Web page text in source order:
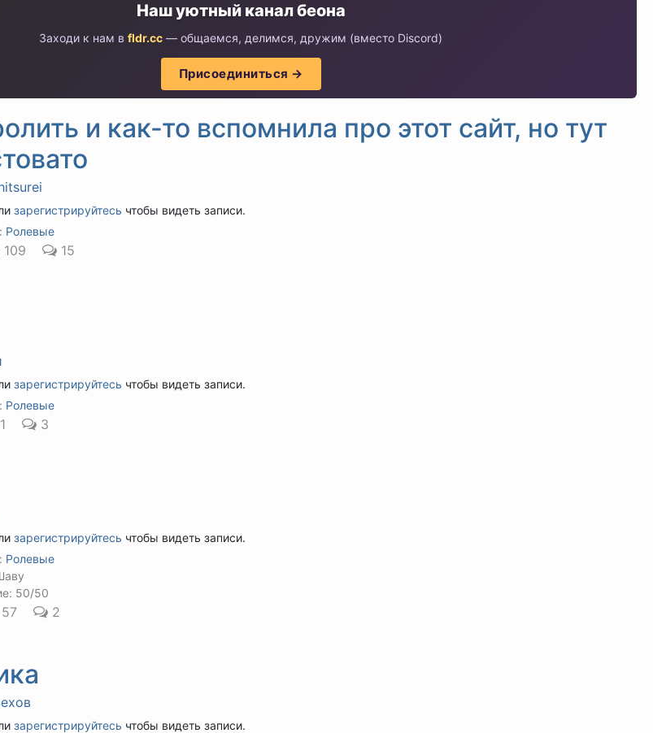
Наш уютный канал беона
Заходи к нам в fldr.cc — общаемся, делимся, дружим (вместо Discord)
Присоединиться →
и как-то вспомнила про этот сайт, но тут
зарегистрируйтесь чтобы видеть записи.
Ролевые
109 15
зарегистрируйтесь чтобы видеть записи.
Ролевые
3
зарегистрируйтесь чтобы видеть записи.
Ролевые
50/50
57 2
зарегистрируйтесь чтобы видеть записи.